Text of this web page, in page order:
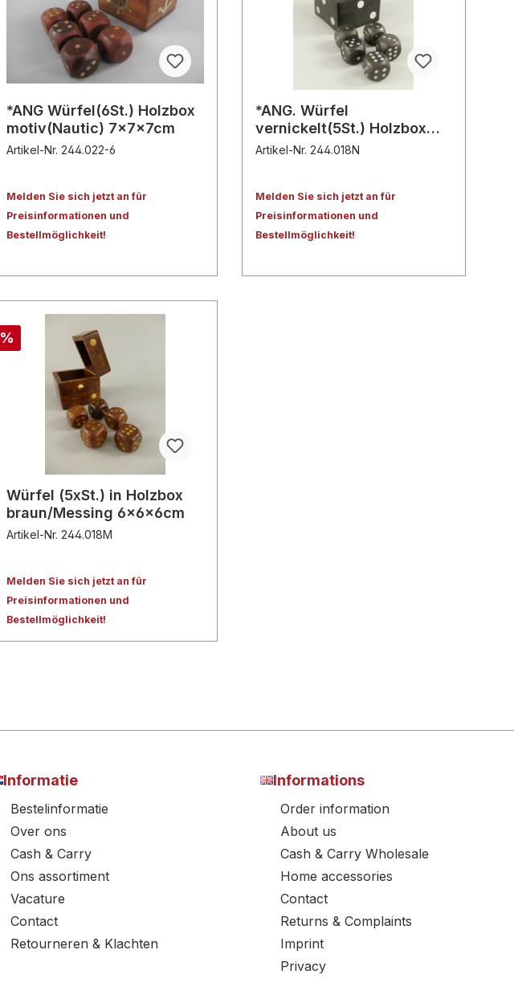
*ANG Würfel(6St.) Holzbox
motiv(Nautic) 7x7x7cm
Artikel-Nr. 244.022-6
Melden Sie sich jetzt an für
Preisinformationen und
Bestellmöglichkeit!
*ANG. Würfel
vernickelt(5St.) Holzbox
D.6x6cm
Artikel-Nr. 244.018N
Melden Sie sich jetzt an für
Preisinformationen und
Bestellmöglichkeit!
%
Würfel (5xSt.) in Holzbox
braun/Messing 6x6x6cm
Artikel-Nr. 244.018M
Melden Sie sich jetzt an für
Preisinformationen und
Bestellmöglichkeit!
Informatie
Bestelinformatie
Over ons
Cash & Carry
Ons assortiment
Vacature
Contact
Retourneren & Klachten
Informations
Order information
About us
Cash & Carry Wholesale
Home accessories
Contact
Returns & Complaints
Imprint
Privacy